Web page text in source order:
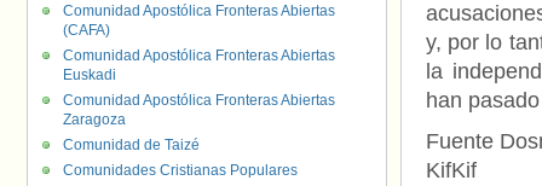
y, por lo
la
han
Fuente
KifKif
Comunidad Apostólica Fronteras Abiertas
(CAFA)
Comunidad Apostólica Fronteras Abiertas
Euskadi
Comunidad Apostólica Fronteras Abiertas
Zaragoza
Comunidad de Taizé
Comunidades Cristianas Populares